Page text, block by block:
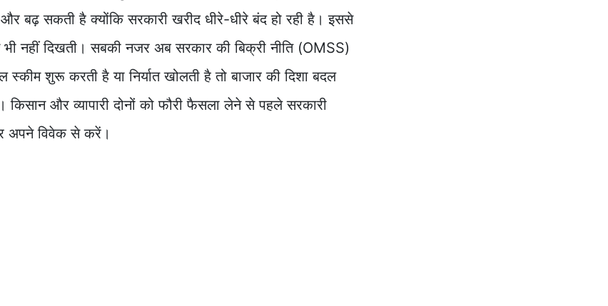
बढ़ सकती है क्योंकि सरकारी खरीद धीरे-धीरे बंद हो रही है। इससे
नहीं दिखती। सबकी नजर अब सरकार की बिक्री नीति (OMSS)
शुरू करती है या निर्यात खोलती है तो बाजार की दिशा बदल
और व्यापारी दोनों को फौरी फैसला लेने से पहले सरकारी
अपने विवेक से करें।